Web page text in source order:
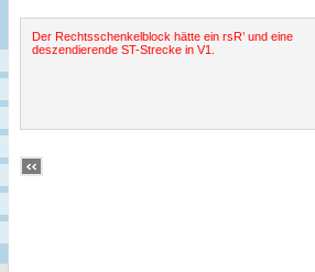
Der Rechtsschenkelblock hätte ein rsR’ und eine
deszendierende ST-Strecke in V1.